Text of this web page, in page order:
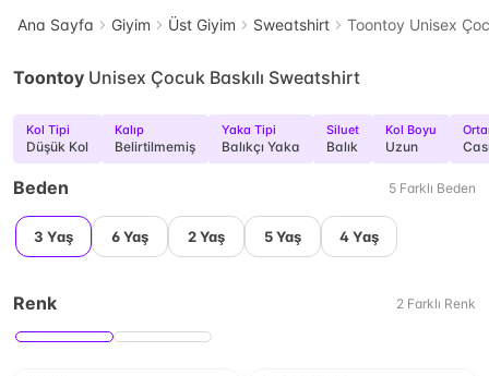
Ana Sayfa Giyim Üst Giyim Sweatshirt Toontoy Unisex
Toontoy Unisex Çocuk Baskılı Sweatshirt
Kol Tipi
Düşük Kol
Kalıp
Belirtilmemiş
Yaka Tipi
Balıkçı Yaka
Siluet
Balık
Kol Boyu
Uzun
Beden 5 Farklı Beden
3 Yaş 6 Yaş 2 Yaş 5 Yaş 4 Yaş
Renk 2 Farklı Renk